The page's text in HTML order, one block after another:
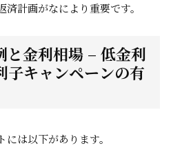
計画がなにより重要です。
と金利相場 – 低金利
子キャンペーンの有
は以下があります。